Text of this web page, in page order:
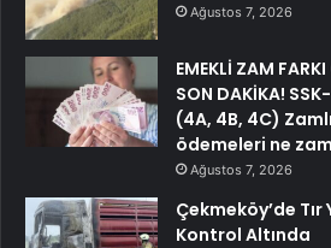
Ağustos 7, 2026
EMEKLİ ZAM
SON DAKİKA!
(4A, 4B, 4C)
ödemeleri ne
Ağustos 7, 2026
Çekmeköy’de Tır
Kontrol Altında